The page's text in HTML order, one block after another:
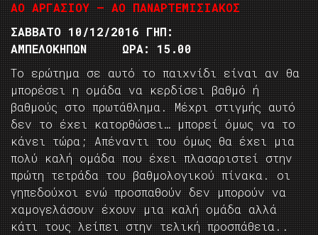
ΑΟ ΑΡΓΑΣΙΟΥ – ΑΟ ΠΑΝΑΡΤΕΜΙΣΙΑΚΟΣ
ΣΑΒΒΑΤΟ 10/12/2016 ΓΗΠ:
ΑΜΠΕΛΟΚΗΠΩΝ ΩΡΑ: 15.00
Το ερώτημα σε αυτό το παιχνίδι είναι αν θα
μπορέσει η ομάδα να κερδίσει βαθμό ή
βαθμούς στο πρωτάθλημα. Μέχρι στιγμής αυτό
δεν το έχει κατορθώσει… μπορεί όμως να το
κάνει τώρα; Απέναντι του όμως θα έχει μια
πολύ καλή ομάδα που έχει πλασαριστεί στην
πρώτη τετράδα του βαθμολογικού πίνακα. οι
γηπεδούχοι ενώ προσπαθούν δεν μπορούν να
χαμογελάσουν έχουν μια καλή ομάδα αλλά
κάτι τους λείπει στην τελική προσπάθεια..